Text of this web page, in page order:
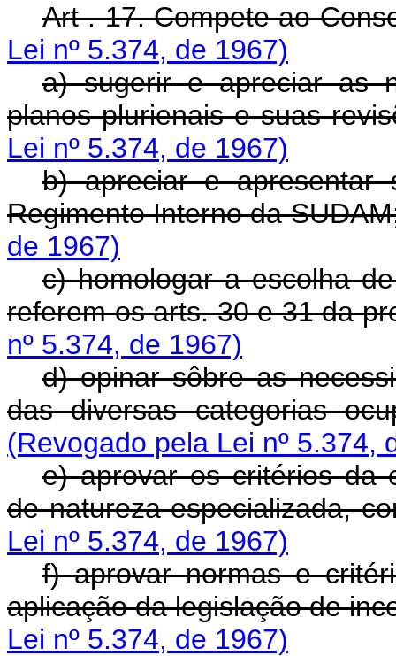
Art . 17. Compete ao
Lei nº 5.374, de 1967)
a) sugerir e apreciar as
planos plurienais e suas
Lei nº 5.374, de 1967)
b) apreciar e apresentar
Regimento Interno da
de 1967)
c) homologar a escolha
referem os arts. 30 e 31 da
nº 5.374, de 1967)
d) opinar sôbre as
das diversas categorias
(Revogado pela Lei nº 5.374,
e) aprovar os critérios da
de natureza especializada,
Lei nº 5.374, de 1967)
f) aprovar normas e
aplicação da legislação de
Lei nº 5.374, de 1967)